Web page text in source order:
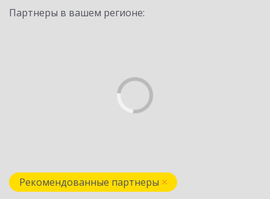
Партнеры в вашем регионе:
Рекомендованные партнеры